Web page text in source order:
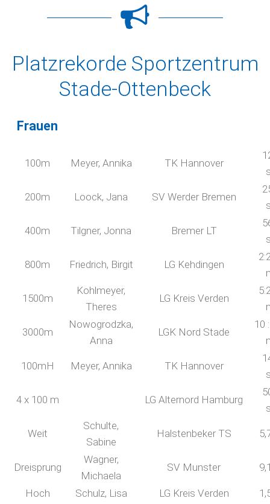
Platzrekorde Sportzentrum
Stade-Ottenbeck
Frauen
100m Meyer, Annika TK Hannover
200m Loock, Jana SV Werder Bremen
400m Tilgner, Jonna Bremer LT
800m Friedrich, Birgit LG Kehdingen
1500m
Kohlmeyer,
Theres
LG Kreis Verden
3000m
Nowogrodzka,
Anna
LGK Nord Stade
10
100mH Meyer, Annika TK Hannover
4 x 100 m LG Alternord Hamburg
Weit
Schulte,
Sabine
Halstenbeker TS
Dreisprung
Wagner,
Michaela
SV Munster
Hoch Schulz, Lisa LG Kreis Verden